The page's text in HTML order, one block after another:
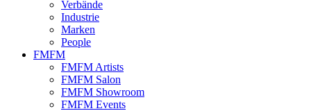
Verbände
Industrie
Marken
People
FMFM
FMFM Artists
FMFM Salon
FMFM Showroom
FMFM Events